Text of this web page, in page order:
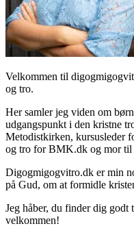
Velkommen til
og tro.
Her samler jeg viden om
udgangspunkt i den kristne
Metodistkirken, kursusleder
og tro for BMK.dk og mor til
Digogmigogvitro.dk er min
på Gud, om at formidle
Jeg håber, du finder dig godt
velkommen!